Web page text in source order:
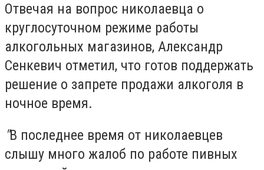
Отвечая на вопрос николаевца о
круглосуточном режиме работы
алкогольных магазинов, Александр
Сенкевич отметил, что готов поддержать
решение о запрете продажи алкоголя в
ночное время.
"В последнее время от николаевцев
слышу много жалоб по работе пивных